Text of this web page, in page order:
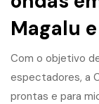
Magalu
Com o objetivo
espectadores, a
prontas e para